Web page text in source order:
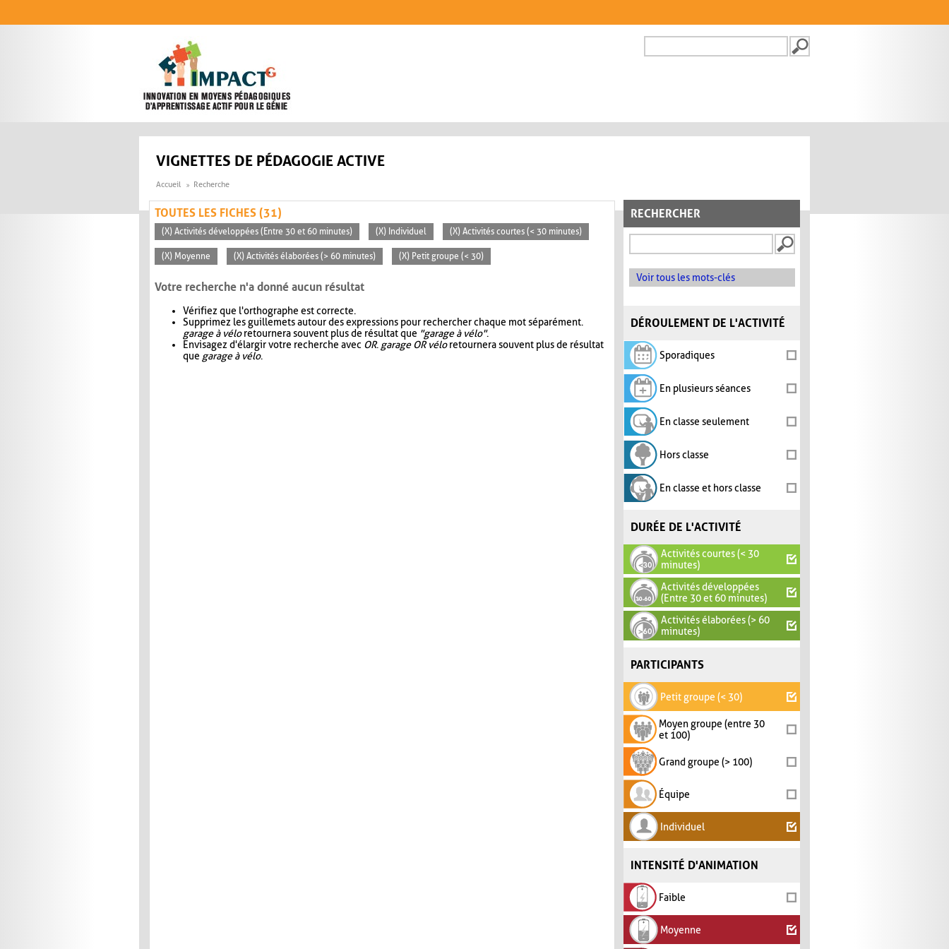
FORMULAIRE DE
VIGNETTES DE PÉDAGOGIE ACTIVE
Accueil Recherche
RECHERCHER
Voir tous les mots-clés
DÉROULEMENT DE L'ACTIVITÉ
Sporadiques
En plusieurs séances
En classe seulement
Hors classe
En classe et hors classe
DURÉE DE L'ACTIVITÉ
Activités courtes (< 30
minutes)
Activités développées
(Entre 30 et 60 minutes)
Activités élaborées (> 60
minutes)
PARTICIPANTS
Petit groupe (< 30)
Moyen groupe (entre 30
et 100)
Grand groupe (> 100)
Équipe
Individuel
INTENSITÉ D'ANIMATION
Faible
Moyenne
TOUTES LES FICHES (31)
(X) Activités développées (Entre 30 et 60 minutes) (X) Individuel (X) Activités courtes (< 30 minutes)
(X) Moyenne (X) Activités élaborées (> 60 minutes) (X) Petit groupe (< 30)
Votre recherche n'a donné aucun résultat
Vérifiez que l'orthographe est correcte.
Supprimez les guillemets autour des expressions pour rechercher chaque mot séparément.
garage à véloretournera souvent plus de résultat que "garage à vélo".
Envisagez d'élargir votre recherche avec OR. garage OR véloretournera souvent plus de résultat
que garage à vélo.